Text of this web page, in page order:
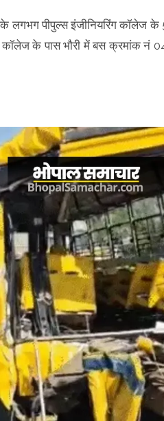
के लगभग पीपुल्स इंजीनियरिंग
के पास भौरी में बस क्रमांक नं